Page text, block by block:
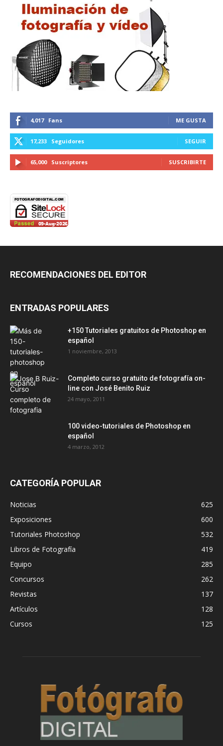
4,017 Fans ME GUSTA
17,233 Seguidores SEGUIR
65,000 Suscriptores SUSCRIBIRTE
RECOMENDACIONES DEL EDITOR
ENTRADAS POPULARES
+150 Tutoriales gratuitos de Photoshop en
español
1 noviembre, 2013
Completo curso gratuito de fotografía on-
line con José Benito Ruiz
24 mayo, 2011
100 video-tutoriales de Photoshop en
español
4 marzo, 2012
CATEGORÍA POPULAR
Noticias
625
Exposiciones
600
Tutoriales Photoshop
532
Libros de Fotografía
419
Equipo
285
Concursos
262
Revistas
137
Artículos
128
Cursos
125